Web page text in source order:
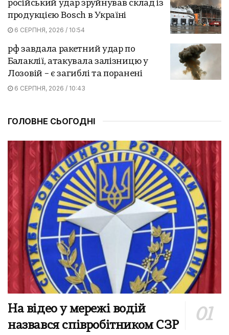
російський удар зруйнував склад із
продукцією Bosch в Україні
6 СЕРПНЯ, 2026 / 10:54
рф завдала ракетний удар по
Балаклії, атакувала залізницю у
Лозовій – є загиблі та поранені
6 СЕРПНЯ, 2026 / 10:43
ГОЛОВНЕ СЬОГОДНІ
На відео у мережі водій
назвався співробітником СЗР